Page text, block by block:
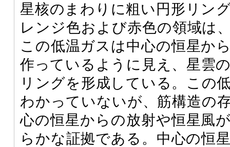
星核のまわりに粗い円形リン
レンジ色および赤色の領域は
この低温ガスは中心の恒星か
作っているように見え、星雲
リングを形成している。この
わかっていないが、筋構造の
心の恒星からの放射や恒星風
らかな証拠である。中心の恒